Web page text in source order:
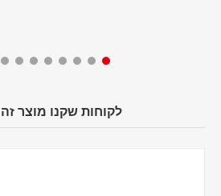
לקוחות שקנו מוצר